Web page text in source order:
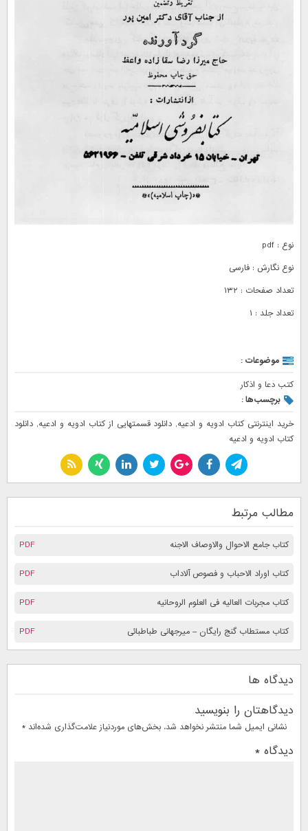
نوع : pdf
نوع نگارش : فارسی
تعداد صفحات : ۱۳۲
تعداد جلد : ۱
موضوعات :
کتب دعا و اذکار
برچسب‌ها :
خرید اینترنتی کتاب ادویه و ادعیه, دانلود قسمتهایی از کتاب ادویه و ادعیه, دانلود
کتاب ادویه و ادعیه
مطالب مرتبط
PDF کتاب جامع الاحوال والاوصاف الاجنه
PDF کتاب اوراد الاحباب و فصوص آلاداب
PDF کتاب مجربات العالیه فی العلوم الروحانیه
PDF کتاب مستطاب گنج رایگان – میرجهانی طباطبائی
دیدگاه ها
دیدگاهتان را بنویسید
نشانی ایمیل شما منتشر نخواهد شد. بخش‌های موردنیاز علامت‌گذاری شده‌اند*
دیدگاه *